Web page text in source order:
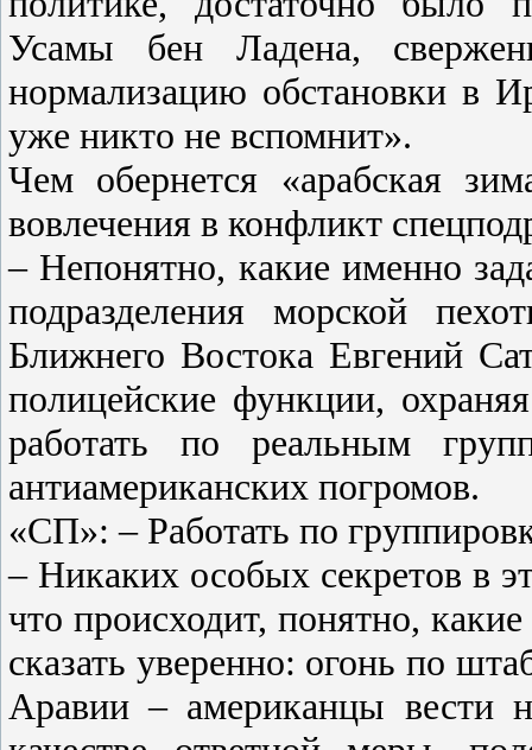
Усамы бен Ладена,
нормализацию обстановки в
уже никто не вспомнит».
Чем обернется «арабская
вовлечения в конфликт
– Непонятно, какие именно
подразделения морской
Ближнего Востока Евгений
полицейские функции,
работать по реальным
антиамериканских погромов.
«СП»: – Работать по
– Никаких особых секретов в
что происходит, понятно,
сказать уверенно: огонь по
Аравии – американцы вести